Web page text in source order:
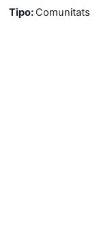
Tipo: Comunitats